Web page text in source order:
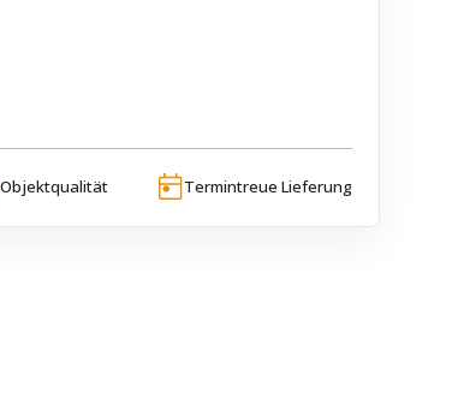
Objektqualität Termintreue Lieferung